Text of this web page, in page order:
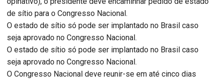
de sítio para o Congresso Nacional.
O estado de sítio só pode ser implantado no Brasil caso
seja aprovado no Congresso Nacional.
O estado de sítio só pode ser implantado no Brasil caso
seja aprovado no Congresso Nacional.
O Congresso Nacional deve reunir-se em até cinco dias